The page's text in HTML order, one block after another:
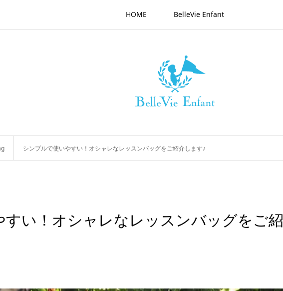
HOME BelleVie Enfant
シンプルで使いやすい！オシャレなレッスンバッグをご紹介します♪
すい！オシャレなレッスンバッグをご紹